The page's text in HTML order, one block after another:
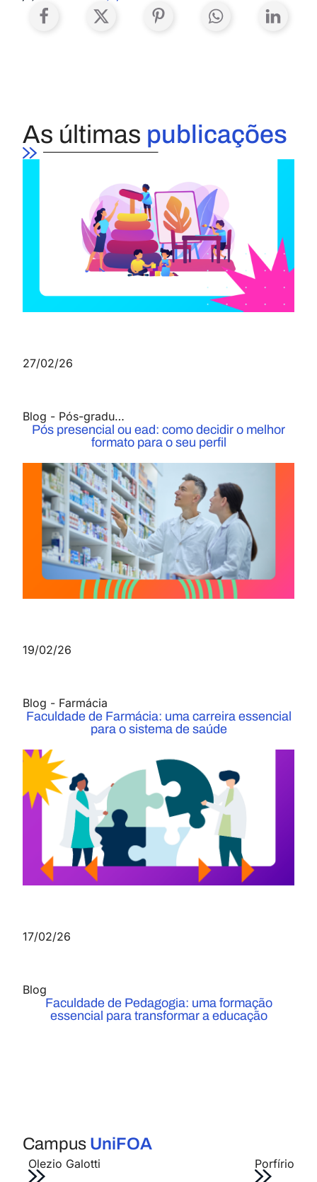
As últimas publicações
27/02/26
Blog - Pós-graduação
Pós presencial ou ead: como decidir o melhor
formato para o seu perfil
19/02/26
Blog - Farmácia
Faculdade de Farmácia: uma carreira essencial
para o sistema de saúde
17/02/26
Blog
Faculdade de Pedagogia: uma formação
essencial para transformar a educação
Campus UniFOA
Olezio Galotti
Porfírio